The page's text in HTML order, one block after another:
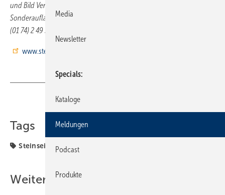
und Bild Verlag 3,00 Euro, Staffel-Preise: ab 50 Stück und für
Sonderauflagen (nur für Unternehmen und Organisationen). Telefon
(01 74) 2 49 35 77, E-Mail:
www.steinseifer.com
Teilen
Tags
Steinseifer
Weitere Inhalte
Media
Newsletter
Specials
Kataloge
Meldungen
Podcast
Produkte